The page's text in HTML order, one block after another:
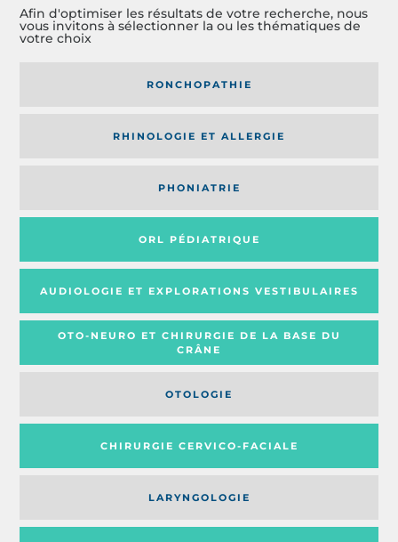
Afin d'optimiser les résultats de votre recherche, nous
vous invitons à sélectionner la ou les thématiques de
votre choix
RONCHOPATHIE
RHINOLOGIE ET ALLERGIE
PHONIATRIE
ORL PÉDIATRIQUE
AUDIOLOGIE ET EXPLORATIONS VESTIBULAIRES
OTO-NEURO ET CHIRURGIE DE LA BASE DU
CRÂNE
OTOLOGIE
CHIRURGIE CERVICO-FACIALE
LARYNGOLOGIE